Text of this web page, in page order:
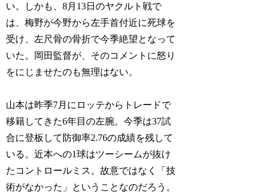
い。しかも、8月13日のヤクルト戦で
は、梅野が今野から左手首付近に死球を
受け、左尺骨の骨折で今季絶望となって
いた。岡田監督が、そのコメントに怒り
をにじませたのも無理はない。
山本は昨季7月にロッテからトレードで
移籍してきた6年目の左腕。今季は37試
合に登板して防御率2.76の成績を残して
いる。近本への1球はツーシームが抜け
たコントロールミス。故意ではなく「技
術がなかった」ということなのだろう。